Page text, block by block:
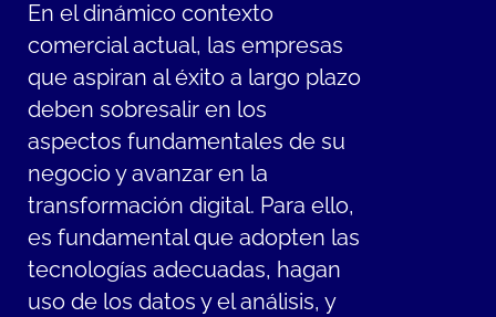
En el dinámico contexto
comercial actual, las empresas
que aspiran al éxito a largo plazo
deben sobresalir en los
aspectos fundamentales de su
negocio y avanzar en la
transformación digital. Para ello,
es fundamental que adopten las
tecnologías adecuadas, hagan
uso de los datos y el análisis, y